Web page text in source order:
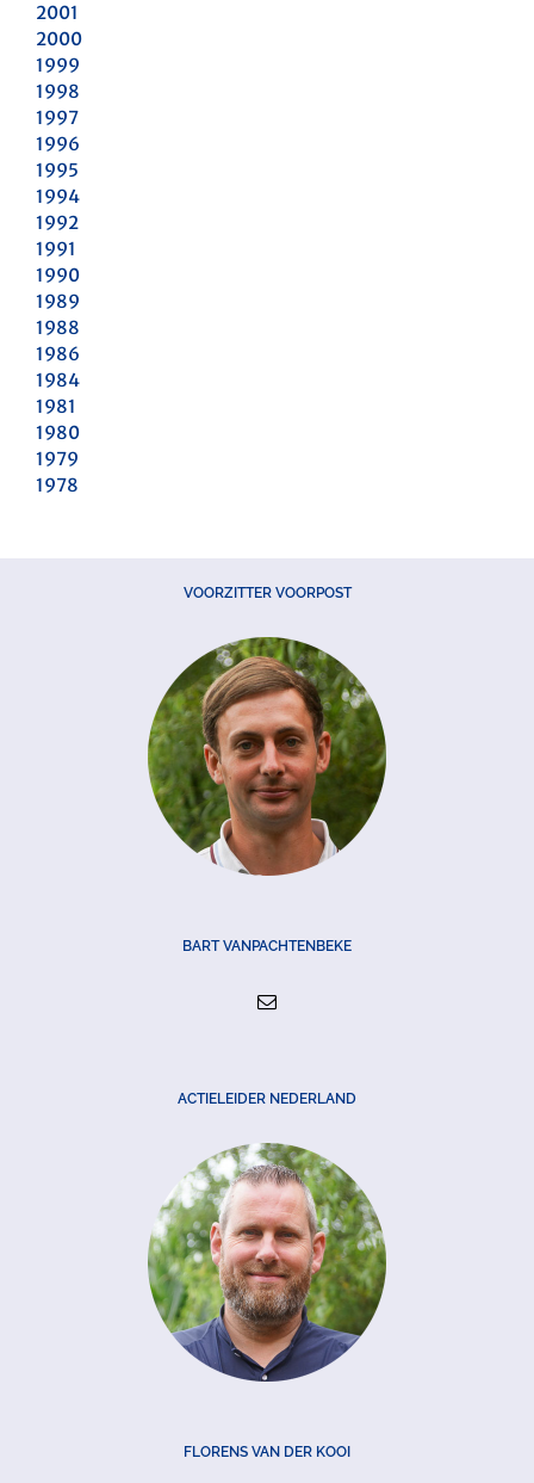
2001
2000
1999
1998
1997
1996
1995
1994
1992
1991
1990
1989
1988
1986
1984
1981
1980
1979
1978
VOORZITTER VOORPOST
BART VANPACHTENBEKE
ACTIELEIDER NEDERLAND
FLORENS VAN DER KOOI